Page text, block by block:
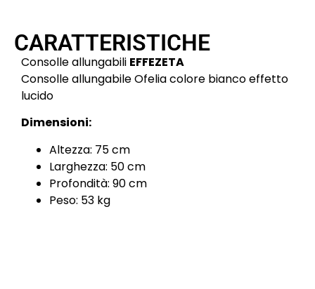
CARATTERISTICHE
Consolle allungabili EFFEZETA
Consolle allungabile Ofelia colore bianco effetto
lucido
Dimensioni:
Altezza: 75 cm
Larghezza: 50 cm
Profondità: 90 cm
Peso: 53 kg